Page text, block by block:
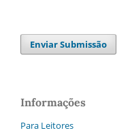
Enviar Submissão
Informações
Para Leitores